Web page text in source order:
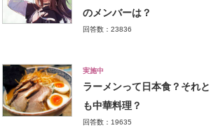
のメンバーは？
回答数：23836
実施中
ラーメンって日本食？それと
も中華料理？
回答数：19635